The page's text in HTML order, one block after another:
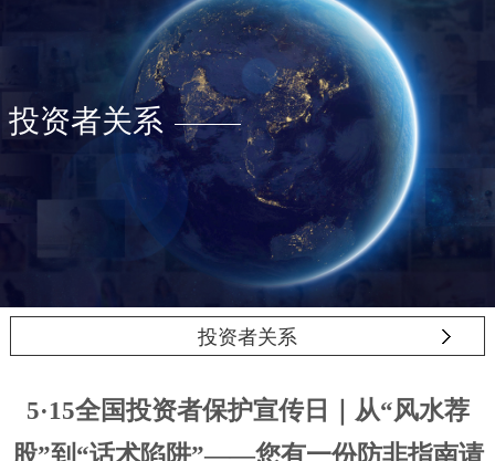
投资者关系
投资者关系
5·15全国投资者保护宣传日｜从“风水荐
股”到“话术陷阱”——您有一份防非指南请